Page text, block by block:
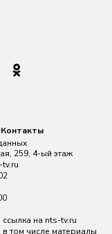
Контакты
259, 4-ый этаж
на nts-tv.ru
том числе материалы